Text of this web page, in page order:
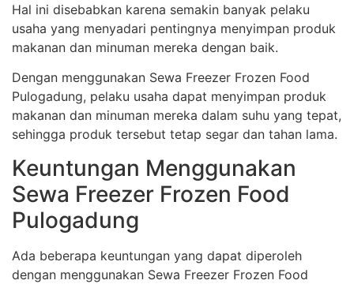
Hal ini disebabkan karena semakin banyak pelaku
usaha yang menyadari pentingnya menyimpan produk
makanan dan minuman mereka dengan baik.
Dengan menggunakan Sewa Freezer Frozen Food
Pulogadung, pelaku usaha dapat menyimpan produk
makanan dan minuman mereka dalam suhu yang tepat,
sehingga produk tersebut tetap segar dan tahan lama.
Keuntungan Menggunakan
Sewa Freezer Frozen Food
Pulogadung
Ada beberapa keuntungan yang dapat diperoleh
dengan menggunakan Sewa Freezer Frozen Food